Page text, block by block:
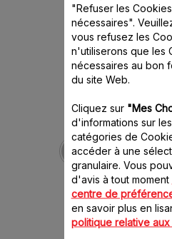
Couteau blanc hachoir
MS-
Préparer le repas devient
un jeu
Stock
8.20
"Refuser les
nécessaires".
vous refusez les
n'utiliserons que les
nécessaires au bon
du site Web.
Cliquez sur "Mes
d'informations sur
catégories de
accéder à une
granulaire. Vous
d'avis à tout moment
centre de
en savoir plus en
politique relative